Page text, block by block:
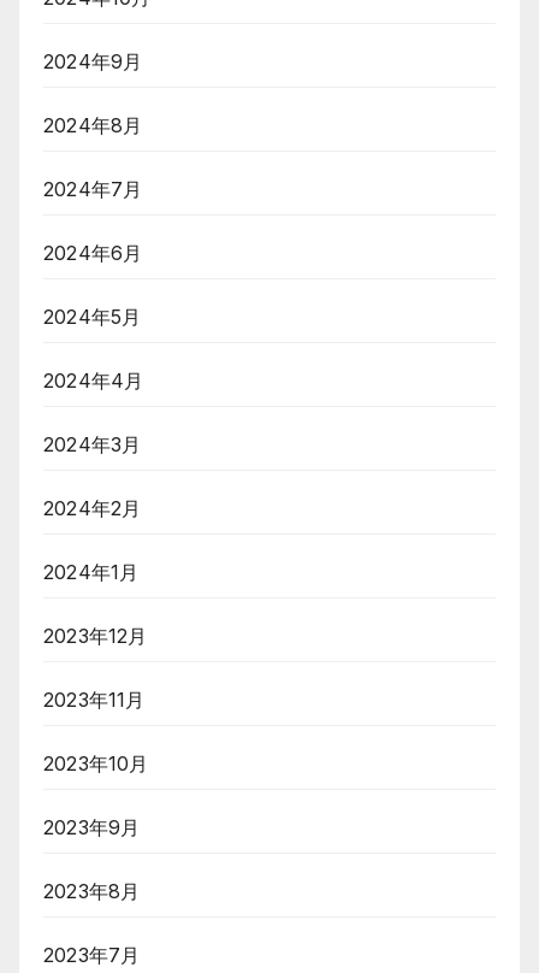
2024年9月
2024年8月
2024年7月
2024年6月
2024年5月
2024年4月
2024年3月
2024年2月
2024年1月
2023年12月
2023年11月
2023年10月
2023年9月
2023年8月
2023年7月